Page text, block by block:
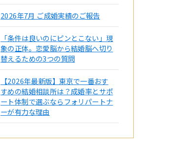
2026年7月 ご成婚実績のご報告
「条件は良いのにピンとこない」現
象の正体。恋愛脳から結婚脳へ切り
替えるための3つの質問
【2026年最新版】東京で一番おす
すめの結婚相談所は？成婚率とサポ
ート体制で選ぶならフォリパートナ
ーが有力な理由